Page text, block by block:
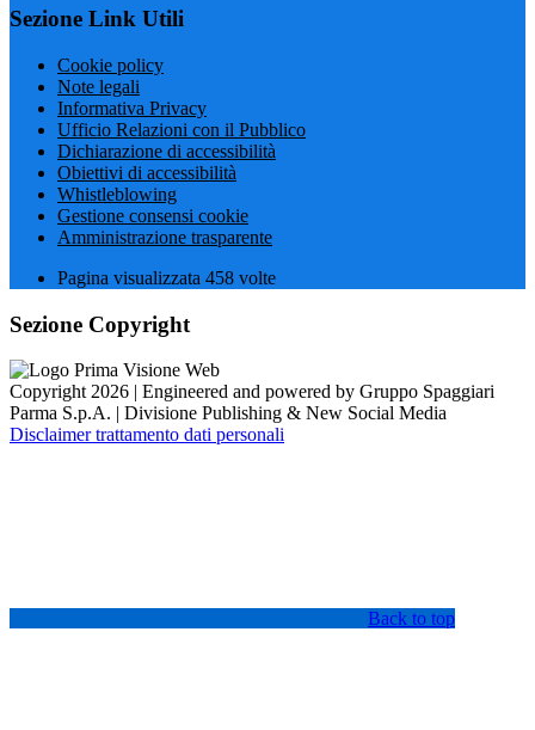
Sezione Link Utili
Cookie policy
Note legali
Informativa Privacy
Ufficio Relazioni con il Pubblico
Dichiarazione di accessibilità
Obiettivi di accessibilità
Whistleblowing
Gestione consensi cookie
Amministrazione trasparente
Pagina visualizzata 458 volte
Sezione Copyright
Copyright 2026 | Engineered and powered by Gruppo Spaggiari
Parma S.p.A. | Divisione Publishing & New Social Media
Disclaimer trattamento dati personali
Back to top